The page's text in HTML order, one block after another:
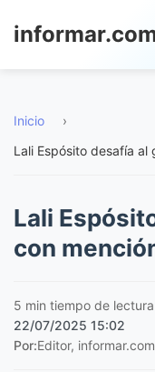
Inicio
›
Lali Espósito desafía al
Lali
con
5 min tiempo de lectura
22/07/2025 15:02
Por:Editor,